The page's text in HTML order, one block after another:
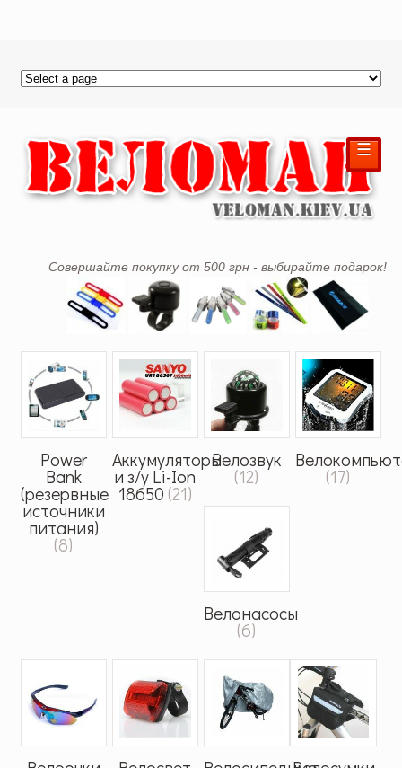
Совершайте покупку от 500 грн - выбирайте подарок!
☰
Power
Bank
(резервные
источники
питания)
(8)
Аккумуляторы
и з/у Li-Ion
18650 (21)
Велозвук
(12) (17)
Велонасосы
(6)